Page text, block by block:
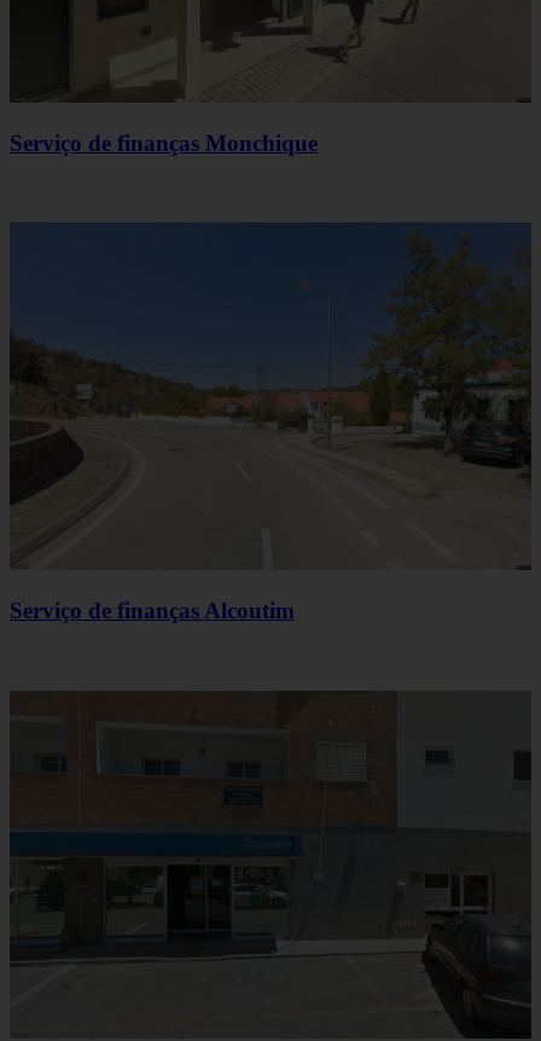
Serviço de finanças Monchique
Serviço de finanças Alcoutim